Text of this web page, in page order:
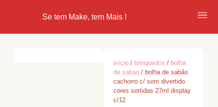
Se tem Make, tem Mais !
início / brinquedos / bolha
de sabao / bolha de sabão
cachorro c/ som divertido
cores sortidas 27ml display
c/12